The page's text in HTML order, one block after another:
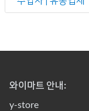
와이마트 안내:
y-store